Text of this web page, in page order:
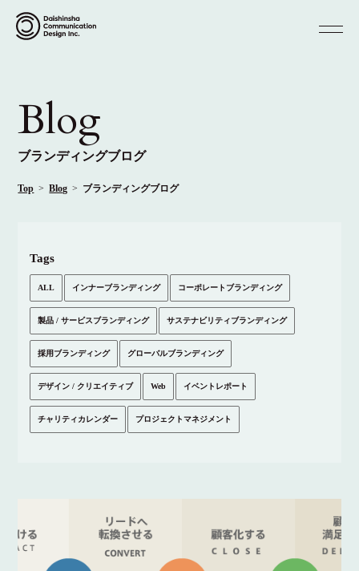
Blog
ブランディングブログ
Top Blog ブランディングブログ
Tags
ALL インナーブランディング コーポレートブランディング
製品 / サービスブランディング サステナビリティブランディング
採用ブランディング グローバルブランディング
デザイン / クリエイティブ Web イベントレポート
チャリティカレンダー プロジェクトマネジメント